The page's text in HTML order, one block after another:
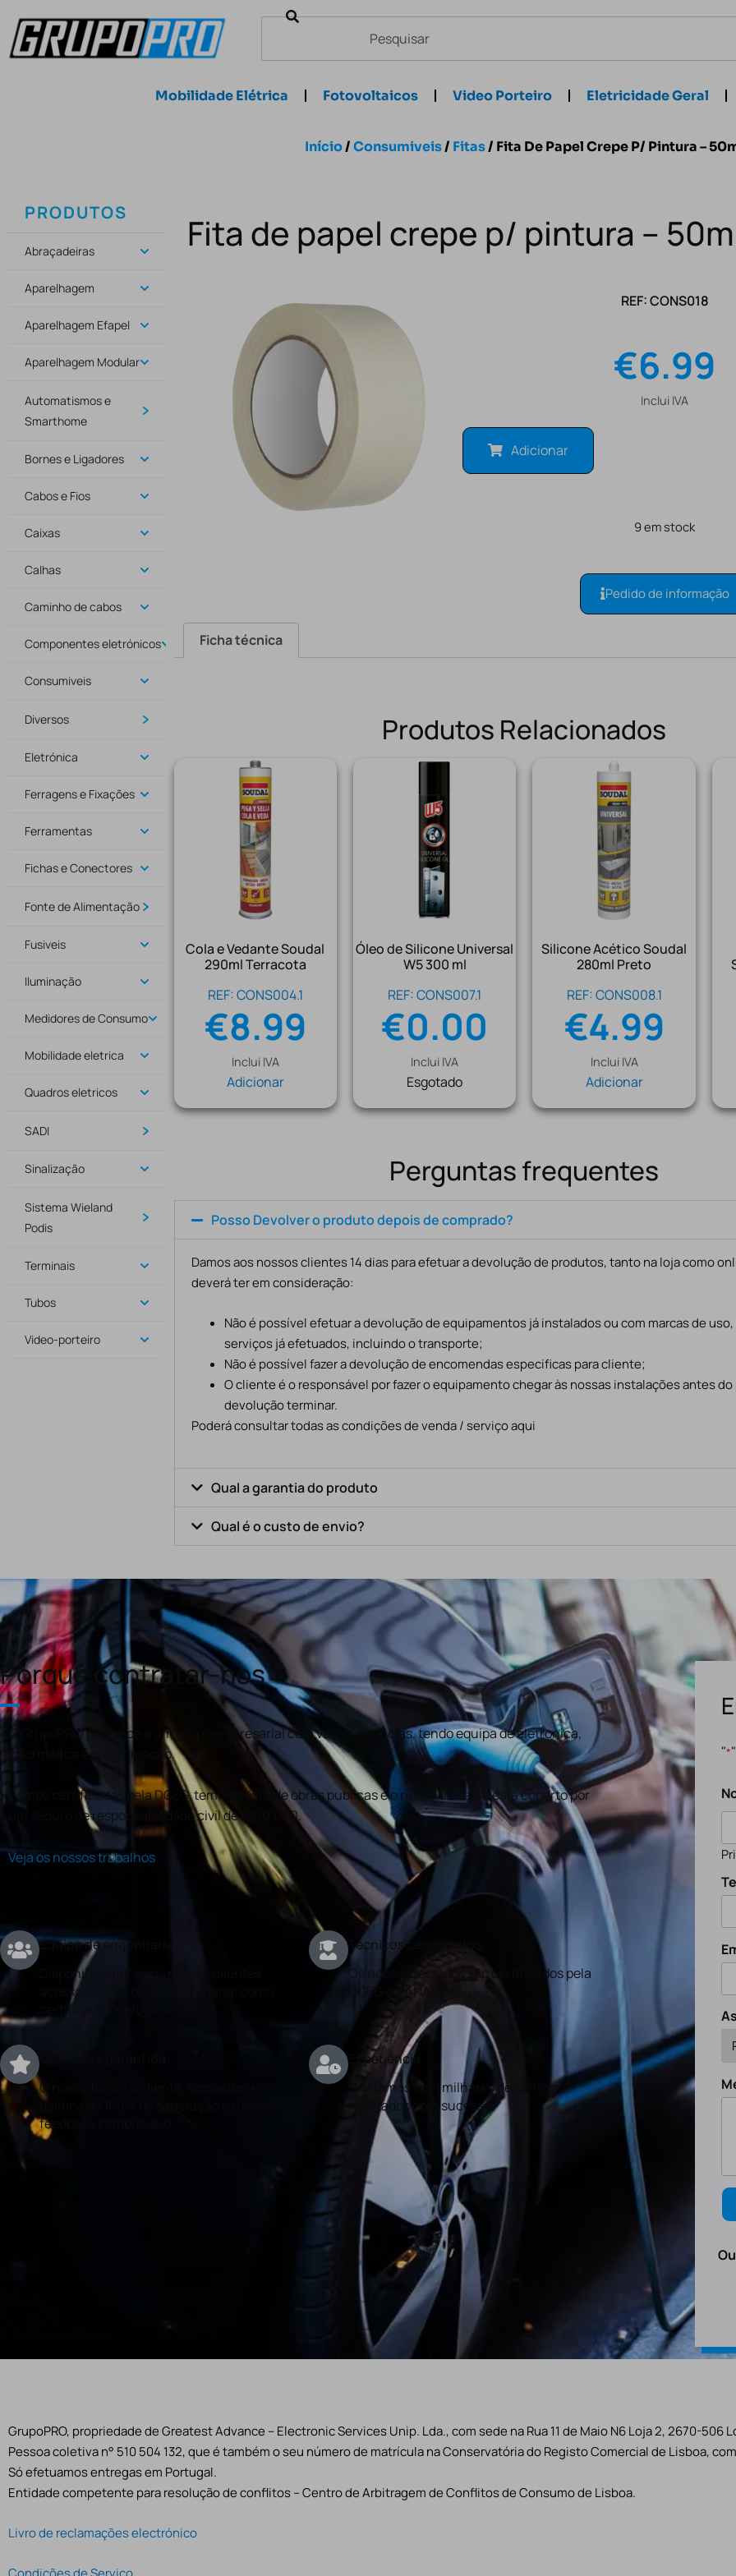
Mobilidade Elétrica Fotovoltaicos Video Porteiro Eletricidade Geral
Início/Consumiveis/ Fitas/ Fita De Papel Crepe P/ Pintura –
PRODUTOS
Abraçadeiras
Aparelhagem
Aparelhagem Efapel
Aparelhagem Modular
Automatismos e
Smarthome
Bornes e Ligadores
Cabos e Fios
Caixas
Calhas
Caminho de cabos
Componentes eletrónicos
Consumiveis
Diversos
Eletrónica
Ferragens e Fixações
Ferramentas
Fichas e Conectores
Fonte de Alimentação
Fusiveis
Iluminação
Medidores de Consumo
Mobilidade eletrica
Quadros eletricos
SADI
Sinalização
Sistema Wieland
Podis
Terminais
Tubos
Video-porteiro
Fita de papel crepe p/ pintura –
REF: CONS018
€6.99
Inclui IVA
Adicionar
9 em stock
Pedido de informação
Ficha técnica
Produtos Relacionados
Cola e Vedante Soudal
290ml Terracota
REF: CONS004.1
€8.99
Inclui IVA
Adicionar
Óleo de Silicone Universal
W5 300 ml
REF: CONS007.1
€0.00
Inclui IVA
Esgotado
Silicone Acético Soudal
280ml Preto
REF: CONS008.1
€4.99
Inclui IVA
Adicionar
Perguntas frequentes
Posso Devolver o produto depois de comprado?
Damos aos nossos clientes 14 dias para efetuar a devolução de produtos, tanto na loja como
deverá ter em consideração:
Não é possível efetuar a devolução de equipamentos já instalados ou com marcas de
serviços já efetuados, incluindo o transporte;
Não é possível fazer a devolução de encomendas especificas para cliente;
O cliente é o responsável por fazer o equipamento chegar às nossas instalações antes
devolução terminar.
Poderá consultar todas as condições de venda / serviço aqui
Qual a garantia do produto
Qual é o custo de envio?
Porquê contratar-nos
O GrupoPRO pertence a um grupo empresarial com várias valências, tendo equipa de eletronica,
informática e programação.
Somos certificados pela DGEG, temos alvará de obras publicas e o nosso trabalho está coberto por
um seguro de responsabilidade civil de €100.000.
Veja os nossos trabalhos
Equipa de engenharia
Disponibilizamos aos nossos clientes
acesso a serviços de engenharia, como
certificados e projetos.
Técnicos certificados
Os nossos técnicos são certificados pela
DGEG e a ANACOM
O nosso foco é o cliente, temos uma
politica de 100% de satisfação e o nosso
feedback comprova-o.
Experiência
Contamos com milhares de serviços
realizados com sucesso.
"*
GrupoPRO, propriedade de Greatest Advance – Electronic Services Unip. Lda., com sede na Rua 11 de Maio N6 Loja 2, 2670-506
Pessoa coletiva n° 510 504 132, que é também o seu número de matrícula na Conservatória do Registo Comercial de Lisboa,
Só efetuamos entregas em Portugal.
Entidade competente para resolução de conflitos – Centro de Arbitragem de Conflitos de Consumo de Lisboa.
Livro de reclamações electrónico